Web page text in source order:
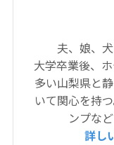
夫、娘、
大学卒業後、
多い山梨県と
いて関心を持
ンプな
詳し